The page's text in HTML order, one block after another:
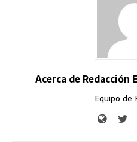
Acerca de Redacción
Equipo de